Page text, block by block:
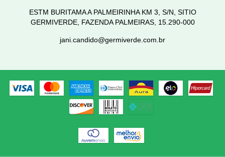
ESTM BURITAMA A PALMEIRINHA KM 3, S/N, SITIO
GERMIVERDE, FAZENDA PALMEIRAS, 15.290-000
jani.candido@germiverde.com.br